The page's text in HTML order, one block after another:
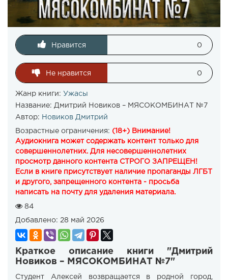
Нравится 0
Не нравится 0
Жанр книги: Ужасы
Название: Дмитрий Новиков – МЯСОКОМБИНАТ №7
Автор: Новиков Дмитрий
Возрастные ограничения: (18+) Внимание!
Аудиокнига может содержать контент только для
совершеннолетних. Для несовершеннолетних
просмотр данного контента СТРОГО ЗАПРЕЩЕН!
Если в книге присутствует наличие пропаганды ЛГБТ
и другого, запрещенного контента - просьба
написать на почту для удаления материала.
84
Добавлено: 28 май 2026
Краткое описание книги "Дмитрий
Новиков – МЯСОКОМБИНАТ №7"
Студент Алексей возвращается в родной город,